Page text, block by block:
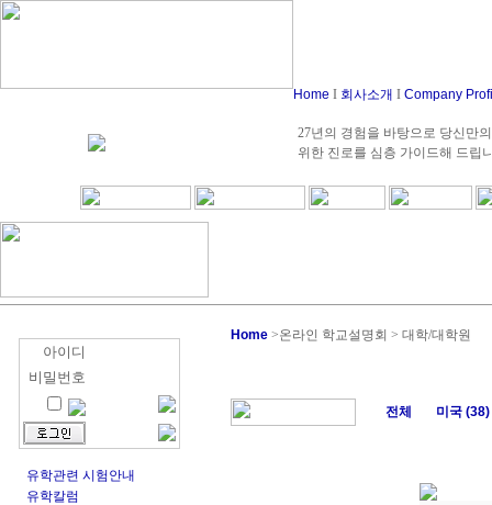
Home I 회사소개 I Company
27년의 경험을 바탕으로 당신만
위한 진로를 심층 가이드해 드립
아이디
비밀번호
유학관련 시험안내
유학칼럼
Home >온라인 학교설명회 > 대학/대학원
전체 미국 (38)